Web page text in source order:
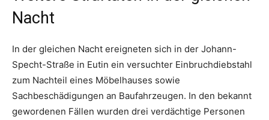
Nacht
In der gleichen Nacht ereigneten sich in der Johann-
Specht-Straße in Eutin ein versuchter Einbruchdiebstahl
zum Nachteil eines Möbelhauses sowie
Sachbeschädigungen an Baufahrzeugen. In den bekannt
gewordenen Fällen wurden drei verdächtige Personen